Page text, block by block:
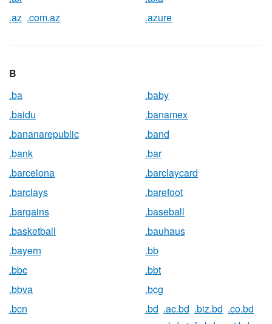
.az .com.az .azure
B
.ba
.baby
.baidu
.banamex
.bananarepublic
.band
.bank
.bar
.barcelona
.barclaycard
.barclays
.barefoot
.bargains
.baseball
.basketball
.bauhaus
.bayern
.bb
.bbc
.bbt
.bbva
.bcg
.bcn
.bd .ac.bd .biz.bd .co.bd